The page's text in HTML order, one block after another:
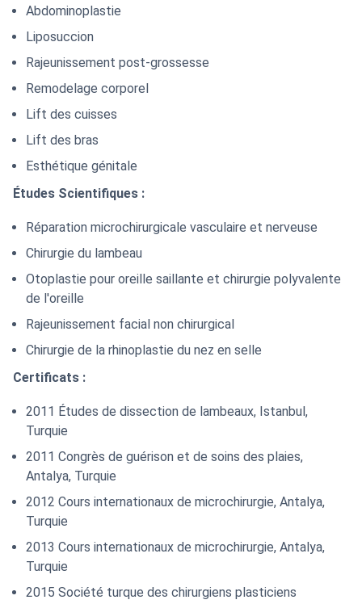
Abdominoplastie
Liposuccion
Rajeunissement post-grossesse
Remodelage corporel
Lift des cuisses
Lift des bras
Esthétique génitale
Études Scientifiques :
Réparation microchirurgicale vasculaire et nerveuse
Chirurgie du lambeau
Otoplastie pour oreille saillante et chirurgie polyvalente
de l'oreille
Rajeunissement facial non chirurgical
Chirurgie de la rhinoplastie du nez en selle
Certificats :
2011 Études de dissection de lambeaux, Istanbul,
Turquie
2011 Congrès de guérison et de soins des plaies,
Antalya, Turquie
2012 Cours internationaux de microchirurgie, Antalya,
Turquie
2013 Cours internationaux de microchirurgie, Antalya,
Turquie
2015 Société turque des chirurgiens plasticiens